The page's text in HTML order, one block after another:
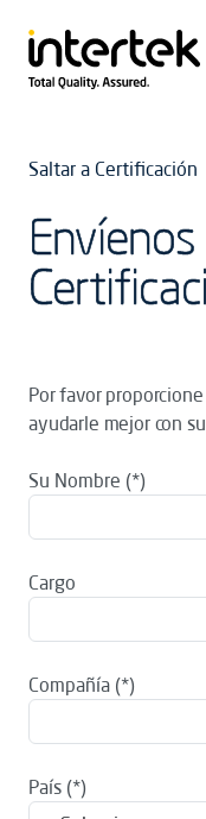
Saltar a Certificación
Por favor
ayudarle mejor con
Su Nombre
Cargo
Compañía
País